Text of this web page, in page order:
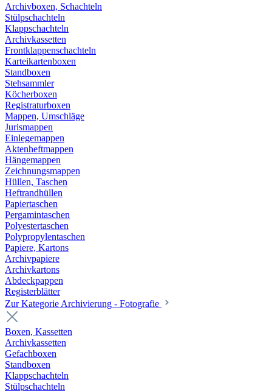
Archivboxen, Schachteln
Stülpschachteln
Klappschachteln
Archivkassetten
Frontklappenschachteln
Karteikartenboxen
Standboxen
Stehsammler
Köcherboxen
Registraturboxen
Mappen, Umschläge
Jurismappen
Einlegemappen
Aktenheftmappen
Hängemappen
Zeichnungsmappen
Hüllen, Taschen
Heftrandhüllen
Papiertaschen
Pergamintaschen
Polyestertaschen
Polypropylentaschen
Papiere, Kartons
Archivpapiere
Archivkartons
Abdeckpappen
Registerblätter
Zur Kategorie Archivierung - Fotografie
Boxen, Kassetten
Archivkassetten
Gefachboxen
Standboxen
Klappschachteln
Stülpschachteln